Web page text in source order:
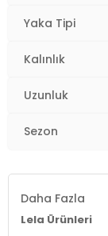
Yaka Tipi
Kalınlık
Uzunluk
Sezon
Daha Fazla
Lela Ürünleri